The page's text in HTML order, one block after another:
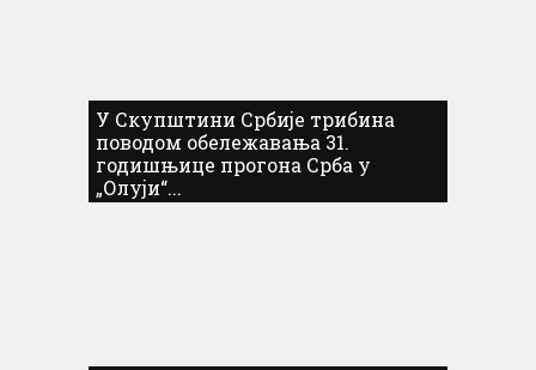
У Скупштини Србије трибина
поводом обележавања 31.
годишњице прогона Срба у
„Олуји“...